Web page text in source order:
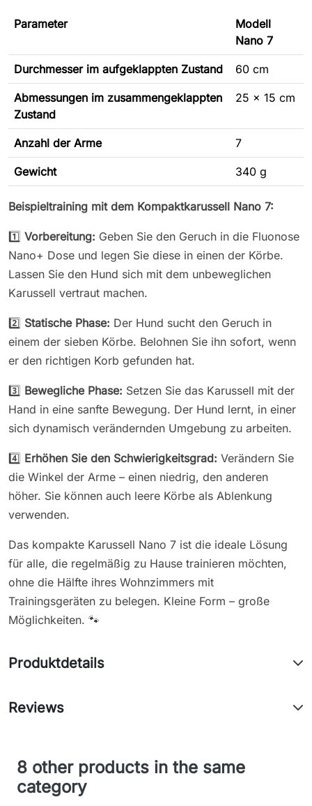
Parameter
Modell
Nano 7
Durchmesser im aufgeklappten Zustand 60 cm
Abmessungen im zusammengeklappten
Zustand
25 x 15 cm
Anzahl der Arme 7
Gewicht 340 g
Beispieltraining mit dem Kompaktkarussell Nano 7:
1️⃣ Vorbereitung: Geben Sie den Geruch in die Fluonose
Nano+ Dose und legen Sie diese in einen der Körbe.
Lassen Sie den Hund sich mit dem unbeweglichen
Karussell vertraut machen.
2️⃣ Statische Phase: Der Hund sucht den Geruch in
einem der sieben Körbe. Belohnen Sie ihn sofort, wenn
er den richtigen Korb gefunden hat.
3️⃣ Bewegliche Phase: Setzen Sie das Karussell mit der
Hand in eine sanfte Bewegung. Der Hund lernt, in einer
sich dynamisch verändernden Umgebung zu arbeiten.
4️⃣ Erhöhen Sie den Schwierigkeitsgrad: Verändern Sie
die Winkel der Arme – einen niedrig, den anderen
höher. Sie können auch leere Körbe als Ablenkung
verwenden.
Das kompakte Karussell Nano 7 ist die ideale Lösung
für alle, die regelmäßig zu Hause trainieren möchten,
ohne die Hälfte ihres Wohnzimmers mit
Trainingsgeräten zu belegen. Kleine Form – große
Möglichkeiten. 🐾
Produktdetails
Reviews
8 other products in the same
category